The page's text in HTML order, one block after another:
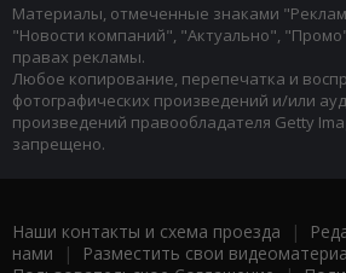
Материалы, отмеченные знаками
"Новости компаний", "Актуально",
правах рекламы.
Любое копирование, перепечатка и
фотографических произведений и/или
произведений правообладателя Getty
запрещено.
Наши контакты и схема проезда |
нами | Разместить свои